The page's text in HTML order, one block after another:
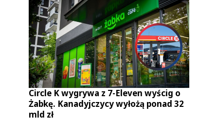
Circle K wygrywa z 7-Eleven wyścig o
Żabkę. Kanadyjczycy wyłożą ponad 32
mld zł